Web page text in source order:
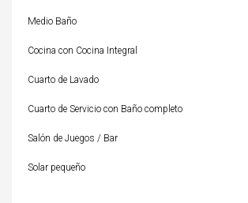
Medio Baño
Cocina con Cocina Integral
Cuarto de Lavado
Cuarto de Servicio con Baño completo
Salón de Juegos / Bar
Solar pequeño